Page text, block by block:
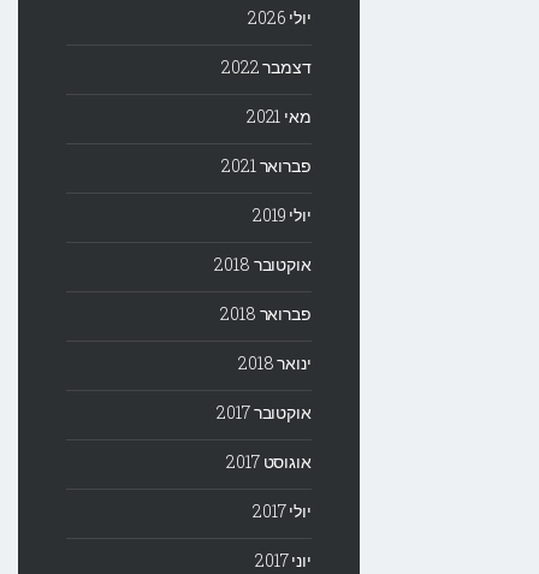
יולי 2026
דצמבר 2022
מאי 2021
פברואר 2021
יולי 2019
אוקטובר 2018
פברואר 2018
ינואר 2018
אוקטובר 2017
אוגוסט 2017
יולי 2017
יוני 2017